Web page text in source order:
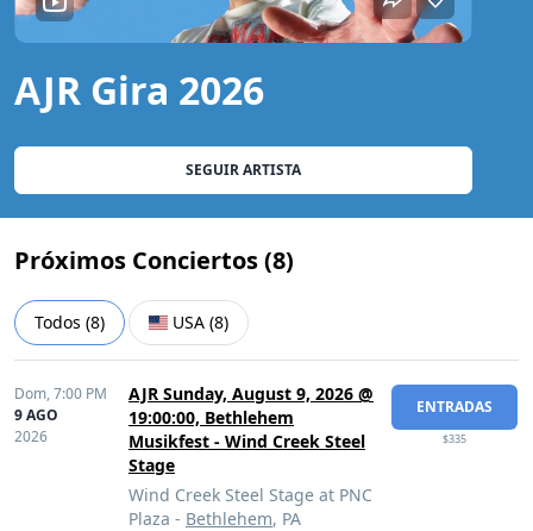
AJR Gira 2026
SEGUIR ARTISTA
Próximos Conciertos (8)
Todos (8) USA (8)
Dom,7:00 PM
9 AGO
2026
AJR Sunday, August 9, 2026 @
19:00:00, Bethlehem
Musikfest - Wind Creek Steel
Stage
Wind Creek Steel Stage at PNC
Plaza - Bethlehem, PA
ENTRADAS
$335